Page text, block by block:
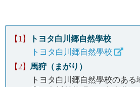
【1】
トヨタ白川郷自然學校
トヨタ白川郷自然學校
【2】 馬狩（まがり）
トヨタ白川郷自然學校のあ